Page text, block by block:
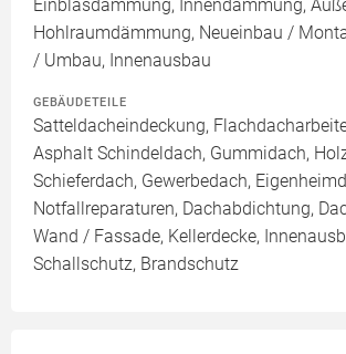
Einblasdämmung, Innendämmung,
Hohlraumdämmung, Neueinbau /
/ Umbau, Innenausbau
GEBÄUDETEILE
Satteldacheindeckung,
Asphalt Schindeldach, Gummidach,
Schieferdach, Gewerbedach,
Notfallreparaturen, Dachabdichtung,
Wand / Fassade, Kellerdecke,
Schallschutz, Brandschutz